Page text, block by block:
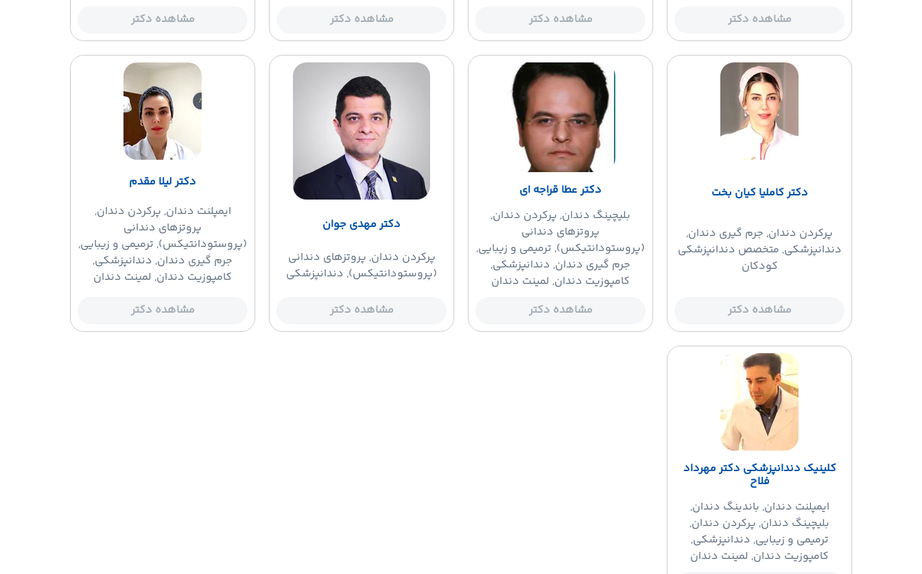
مشاهده دکتر
مشاهده دکتر مشاهده دکتر مشاهده دکتر
دکتر کاملیا کیان بخت
پرکردن دندان, جرم گیری دندان,
دندانپزشکی, متخصص دندانپزشکی
کودکان
مشاهده دکتر
دکتر عطا قراجه ای
بلیچینگ دندان, پرکردن دندان,
پروتزهای دندانی
(پروستودانتیکس), ترمیمی و زیبایی,
جرم گیری دندان, دندانپزشکی,
کامپوزیت دندان, لمینت دندان
مشاهده دکتر
دکتر مهدی جوان
پرکردن دندان, پروتزهای دندانی
(پروستودانتیکس), دندانپزشکی
مشاهده دکتر
دکتر لیلا مقدم
ایمپلنت دندان, پرکردن دندان,
پروتزهای دندانی
(پروستودانتیکس), ترمیمی و زیبایی,
جرم گیری دندان, دندانپزشکی,
کامپوزیت دندان, لمینت دندان
مشاهده دکتر
کلینیک دندانپزشکى دکتر مهرداد
فلاح
ایمپلنت دندان, باندینگ دندان,
بلیچینگ دندان, پرکردن دندان,
ترمیمی و زیبایی, دندانپزشکی,
کامپوزیت دندان, لمینت دندان